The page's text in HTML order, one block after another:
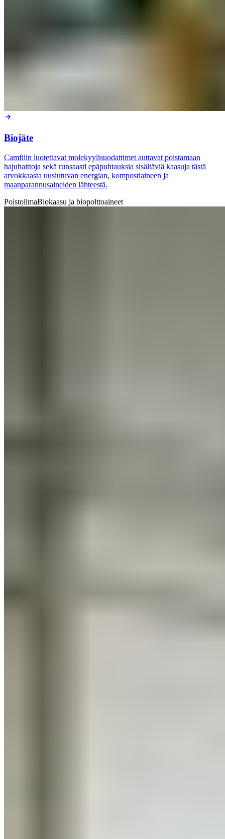
Biojäte
Camfilin luotettavat molekyylisuodattimet auttavat poistamaan
hajuhaittoja sekä runsaasti epäpuhtauksia sisältäviä kaasuja tästä
arvokkaasta uusiutuvan energian, kompostiaineen ja
maanparannusaineiden lähteestä.
PoistoilmaBiokaasu ja biopolttoaineet